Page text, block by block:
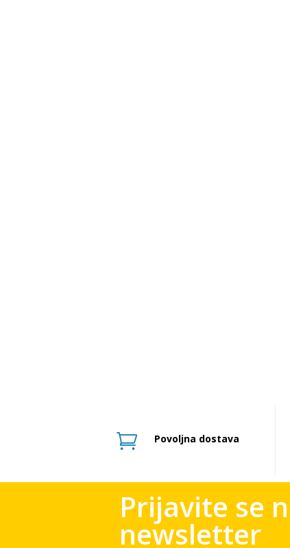
 Povoljna dostava
Prijavite se
newsletter